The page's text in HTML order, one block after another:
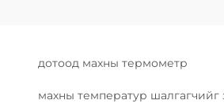
дотоод махны термометр
махны температур шалгагчийг